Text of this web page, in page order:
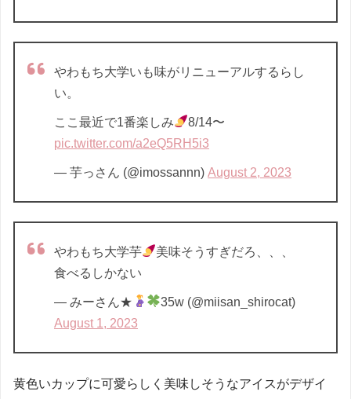
やわもち大学いも味がリニューアルするらし
い。
ここ最近で1番楽しみ
8/14〜
pic.twitter.com/a2eQ5RH5i3
— 芋っさん (@imossannn) August 2, 2023
やわもち大学芋
美味そうすぎだろ、、、
食べるしかない
— みーさん★
35w (@miisan_shirocat)
August 1, 2023
黄色いカップに可愛らしく美味しそうなアイスがデザイ